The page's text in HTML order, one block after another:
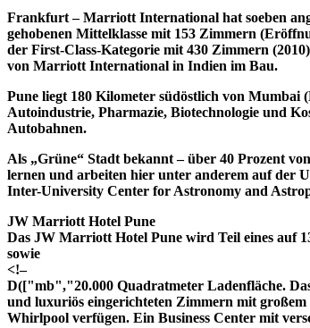
Frankfurt – Marriott International hat soeben
gehobenen Mittelklasse mit 153 Zimmern
der First-Class-Kategorie mit 430 Zimmern
von Marriott International in Indien im Bau.
Pune liegt 180 Kilometer südöstlich von
Autoindustrie, Pharmazie, Biotechnologie und
Autobahnen.
Als „Grüne“ Stadt bekannt – über 40 Prozent
lernen und arbeiten hier unter anderem auf der
Inter-University Center for Astronomy and
JW Marriott Hotel Pune
Das JW Marriott Hotel Pune wird Teil eines auf
sowie
<!–
D(["mb","20.000 Quadratmeter Ladenfläche.
und luxuriös eingerichteten Zimmern mit
Whirlpool verfügen. Ein Business Center mit